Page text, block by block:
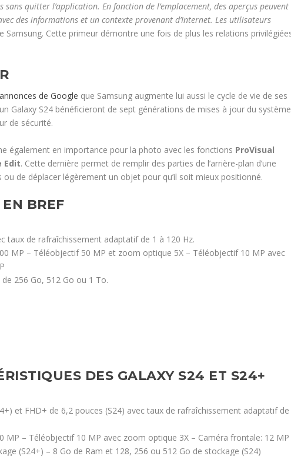
quitter l’application. En fonction de l’emplacement, des aperçus peuvent
des informations et un contexte provenant d’Internet. Les utilisateurs
Samsung. Cette primeur démontre une fois de plus les relations
de Google que Samsung augmente lui aussi le cycle de vie de ses
Galaxy S24 bénéficieront de sept générations de mises à jour du système
de sécurité.
également en importance pour la photo avec les fonctions ProVisual
Edit. Cette dernière permet de remplir des parties de l’arrière-plan d’une
de déplacer légèrement un objet pour qu’il soit mieux positionné.
BREF
taux de rafraîchissement adaptatif de 1 à 120 Hz.
MP – Téléobjectif 50 MP et zoom optique 5X – Téléobjectif 10 MP avec
256 Go, 512 Go ou 1 To.
DES GALAXY S24 ET S24+
et FHD+ de 6,2 pouces (S24) avec taux de rafraîchissement adaptatif de
MP – Téléobjectif 10 MP avec zoom optique 3X – Caméra frontale: 12 MP
(S24+) – 8 Go de Ram et 128, 256 ou 512 Go de stockage (S24)